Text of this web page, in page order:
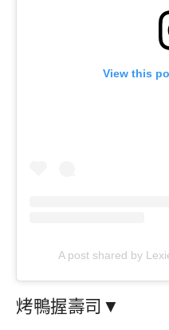
View this
A post shared by
烤鴨握壽司▼